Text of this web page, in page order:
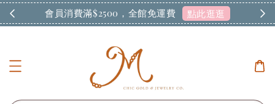
會員消費滿$2500，全館免運費 點此逛逛